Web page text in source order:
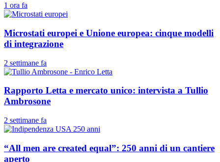
1 ora fa
Microstati europei e Unione europea: cinque modelli
di integrazione
2 settimane fa
Rapporto Letta e mercato unico: intervista a Tullio
Ambrosone
2 settimane fa
“All men are created equal”: 250 anni di un cantiere
aperto